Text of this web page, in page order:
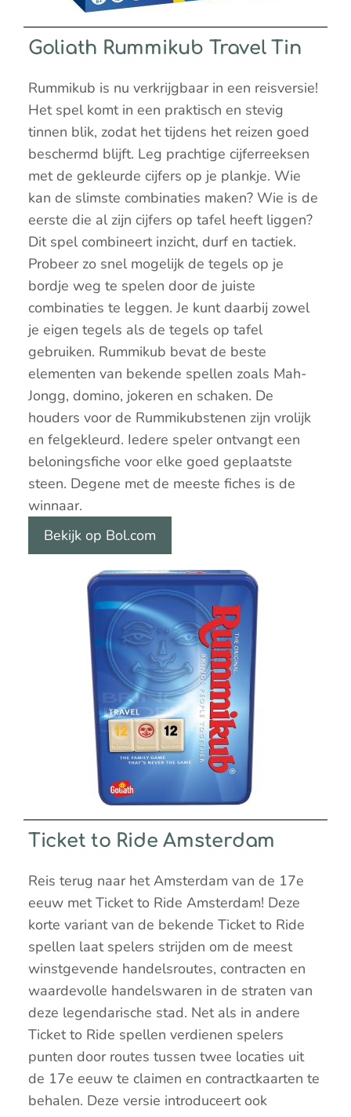
Goliath Rummikub Travel Tin
Rummikub is nu verkrijgbaar in een reisversie!
Het spel komt in een praktisch en stevig
tinnen blik, zodat het tijdens het reizen goed
beschermd blijft. Leg prachtige cijferreeksen
met de gekleurde cijfers op je plankje. Wie
kan de slimste combinaties maken? Wie is de
eerste die al zijn cijfers op tafel heeft liggen?
Dit spel combineert inzicht, durf en tactiek.
Probeer zo snel mogelijk de tegels op je
bordje weg te spelen door de juiste
combinaties te leggen. Je kunt daarbij zowel
je eigen tegels als de tegels op tafel
gebruiken. Rummikub bevat de beste
elementen van bekende spellen zoals Mah-
Jongg, domino, jokeren en schaken. De
houders voor de Rummikubstenen zijn vrolijk
en felgekleurd. Iedere speler ontvangt een
beloningsfiche voor elke goed geplaatste
steen. Degene met de meeste fiches is de
winnaar.
Bekijk op Bol.com
Ticket to Ride Amsterdam
Reis terug naar het Amsterdam van de 17e
eeuw met Ticket to Ride Amsterdam! Deze
korte variant van de bekende Ticket to Ride
spellen laat spelers strijden om de meest
winstgevende handelsroutes, contracten en
waardevolle handelswaren in de straten van
deze legendarische stad. Net als in andere
Ticket to Ride spellen verdienen spelers
punten door routes tussen twee locaties uit
de 17e eeuw te claimen en contractkaarten te
behalen. Deze versie introduceert ook